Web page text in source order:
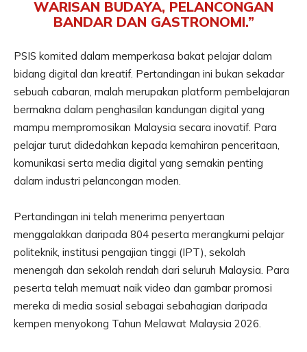
WARISAN BUDAYA, PELANCONGAN
BANDAR DAN GASTRONOMI.”
PSIS komited dalam memperkasa bakat pelajar dalam
bidang digital dan kreatif. Pertandingan ini bukan sekadar
sebuah cabaran, malah merupakan platform pembelajaran
bermakna dalam penghasilan kandungan digital yang
mampu mempromosikan Malaysia secara inovatif. Para
pelajar turut didedahkan kepada kemahiran penceritaan,
komunikasi serta media digital yang semakin penting
dalam industri pelancongan moden.
Pertandingan ini telah menerima penyertaan
menggalakkan daripada 804 peserta merangkumi pelajar
politeknik, institusi pengajian tinggi (IPT), sekolah
menengah dan sekolah rendah dari seluruh Malaysia. Para
peserta telah memuat naik video dan gambar promosi
mereka di media sosial sebagai sebahagian daripada
kempen menyokong Tahun Melawat Malaysia 2026.